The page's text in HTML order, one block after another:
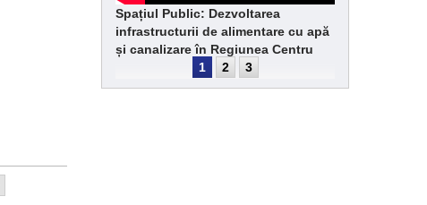
Spațiul Public: Dezvoltarea
infrastructurii de alimentare cu apă
și canalizare în Regiunea Centru
1
2 3